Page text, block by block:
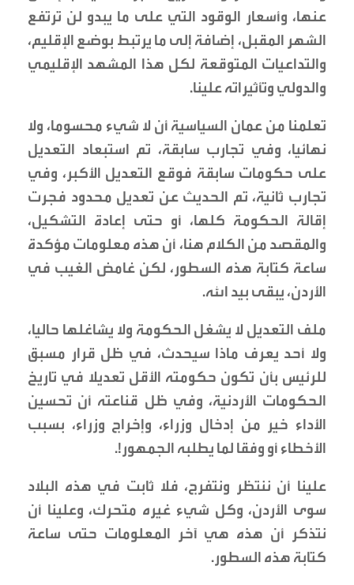
عنها، وأسعار الوقود التي على ما يبدو لن ترتفع
الشهر المقبل، إضافة إلى ما يرتبط بوضع الإقليم،
والتداعيات المتوقعة لكل هذا المشهد الإقليمي
والدولي وتأثيراته علينا.
تعلمنا من عمان السياسية أن لا شيء محسوما، ولا
نهائيا، وفي تجارب سابقة، تم استبعاد التعديل
على حكومات سابقة فوقع التعديل الأكبر، وفي
تجارب ثانية، تم الحديث عن تعديل محدود فجرت
إقالة الحكومة كلها، أو حتى إعادة التشكيل،
والمقصد من الكلام هنا، أن هذه معلومات مؤكدة
ساعة كتابة هذه السطور، لكن غامض الغيب في
الأردن، يبقى بيد الله.
ملف التعديل لا يشغل الحكومة ولا يشاغلها حاليا،
ولا أحد يعرف ماذا سيحدث، في ظل قرار مسبق
للرئيس بأن تكون حكومته الأقل تعديلا في تاريخ
الحكومات الأردنية، وفي ظل قناعته أن تحسين
الأداء خير من إدخال وزراء، وإخراج وزراء، بسبب
الأخطاء أو وفقا لما يطلبه الجمهور!.
علينا أن ننتظر ونتفرج، فلا ثابت في هذه البلاد
سوى الأردن، وكل شيء غيره متحرك، وعلينا أن
نتذكر أن هذه هي آخر المعلومات حتى ساعة
كتابة هذه السطور.